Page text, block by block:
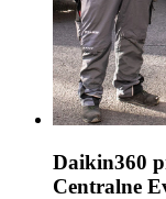
Daikin360
Centralne